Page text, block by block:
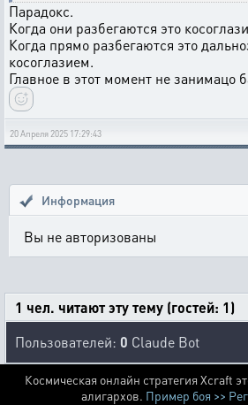
Парадокс.
Когда они разбегаются это
Когда прямо разбегаются это
косоглазием.
Главное в этот момент не
20 Апреля 2025 17:29:43
Информация
Вы не авторизованы
1 чел. читают эту тему (гостей: 1)
Пользователей: 0 Claude Bot
Космическая онлайн стратегия Xcraft
алигархов. Пример боя >>